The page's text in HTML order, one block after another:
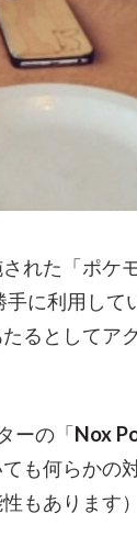
れた「ポ
に利用して
るとしてア
ーの「Nox
も何らかの
もあります）